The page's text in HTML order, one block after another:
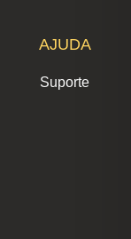
AJUDA
Suporte